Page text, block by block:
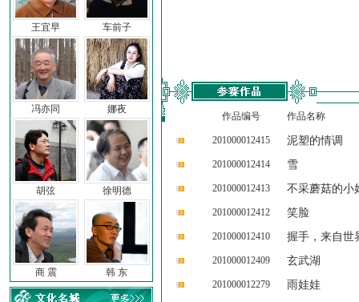
王宜早 车前子
冯亦同 娜夜
胡弦 徐明德
商 震 韩 东
作品编号 作品名称
201000012415 泥塑的情调
201000012414 雪
201000012413 不采蘑菇的小
201000012412 笑脸
201000012410 握手，来自世
201000012409 玄武湖
201000012279 雨娃娃